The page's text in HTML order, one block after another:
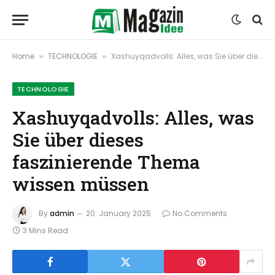
Home » TECHNOLOGIE » Xashuyqadvolls: Alles, was Sie über dieses faszinierende Thema wissen müssen
TECHNOLOGIE
Xashuyqadvolls: Alles, was
Sie über dieses
faszinierende Thema
wissen müssen
Byadmin 20. January 2025
No Comments
3 Mins Read